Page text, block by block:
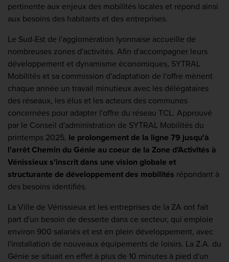
pertinente aux enjeux des mobilités locales et répond ainsi
aux besoins des habitants et des entreprises.
Le Sud-Est de l'agglomération lyonnaise accueille de
nombreuses zones d'activités. Afin d'accompagner leurs
développement et dynamisme économiques, SYTRAL
Mobilités et sa commission d'adaptation de l'offre mènent
chaque année un travail minutieux avec les délégataires
des réseaux, les élus et les acteurs des communes
concernées pour adapter l'offre du réseau TCL. Approuvé
par le Conseil d'administration de SYTRAL Mobilités du
printemps 2025, le prolongement de la ligne 79 jusqu'à
l'arrêt Chemin du Génie au coeur de la Zone d'Activités à
Vénissieux s'inscrit dans une vision globale et
structurante de développement des mobilités répondant à
des besoins identifiés.
La Ville de Vénissieux et les entreprises de la ZA ont fait
part d'un besoin de desserte dans ce secteur, qui emploie
environ 900 salariés et est en plein développement, avec
l'installation de nouveaux équipements de loisirs. La Z.A. du
Génie se situait en effet à plus de 10 minutes à pied d'un